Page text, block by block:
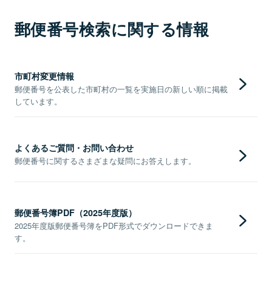
郵便番号検索に関する情報
市町村変更情報
郵便番号を公表した市町村の一覧を実施日の新しい順に掲載
しています。
よくあるご質問・お問い合わせ
郵便番号に関するさまざまな疑問にお答えします。
郵便番号簿PDF（2025年度版）
2025年度版郵便番号簿をPDF形式でダウンロードできま
す。